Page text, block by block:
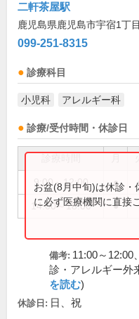
二軒茶屋駅
鹿児島県鹿児島市宇宿1丁
099-251-8315
診療科目
小児科 アレルギー科
診療/受付時間・休診日
9:00～12:00 ●
14:00～18:00 ●
お盆(8月中旬)は休診・
に必ず医療機関に直接
備考: 11:00～12:00
診・アレルギー外
を読む)
休診日: 日、祝